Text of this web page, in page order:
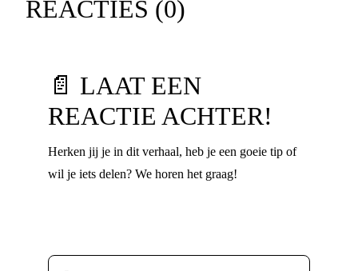
REACTIES (0)
📄 LAAT EEN
REACTIE ACHTER!
Herken jij je in dit verhaal, heb je een goeie tip of
wil je iets delen? We horen het graag!